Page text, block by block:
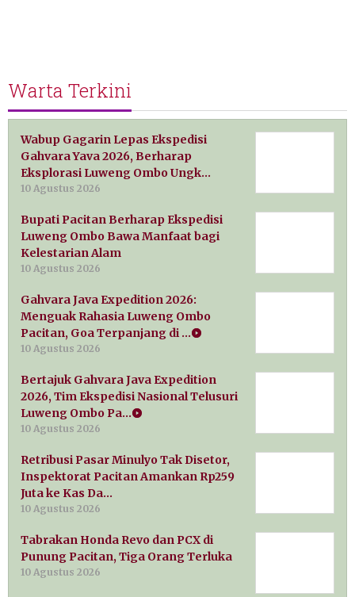
Warta Terkini
Wabup Gagarin Lepas Ekspedisi
Gahvara Yava 2026, Berharap
Eksplorasi Luweng Ombo Ungk…
10 Agustus 2026
Bupati Pacitan Berharap Ekspedisi
Luweng Ombo Bawa Manfaat bagi
Kelestarian Alam
10 Agustus 2026
Gahvara Java Expedition 2026:
Menguak Rahasia Luweng Ombo
Pacitan, Goa Terpanjang di …
10 Agustus 2026
Bertajuk Gahvara Java Expedition
2026, Tim Ekspedisi Nasional Telusuri
Luweng Ombo Pa…
10 Agustus 2026
Retribusi Pasar Minulyo Tak Disetor,
Inspektorat Pacitan Amankan Rp259
Juta ke Kas Da…
10 Agustus 2026
Tabrakan Honda Revo dan PCX di
Punung Pacitan, Tiga Orang Terluka
10 Agustus 2026